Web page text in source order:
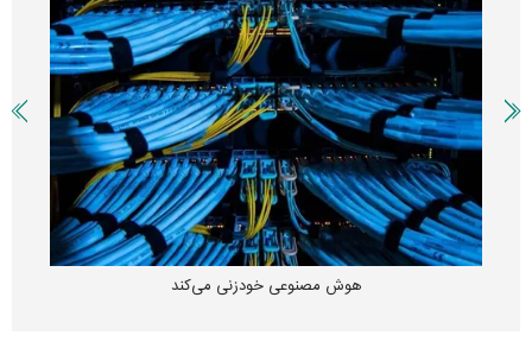
هوش مصنوعی خودزنی می‌کند